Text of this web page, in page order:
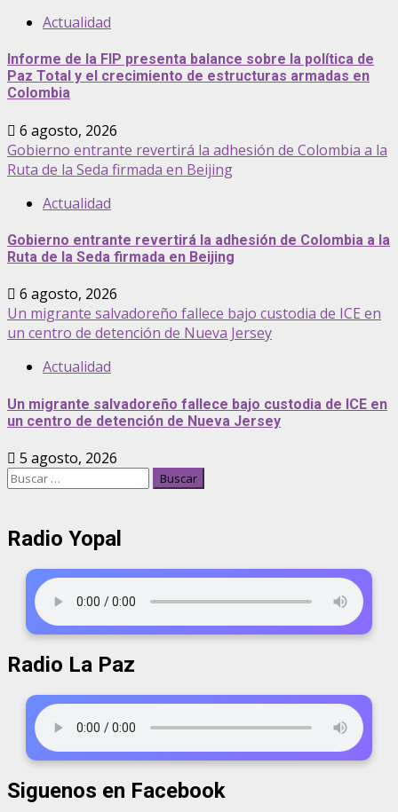
Actualidad
Informe de la FIP presenta balance sobre la política de
Paz Total y el crecimiento de estructuras armadas en
Colombia
6 agosto, 2026
Gobierno entrante revertirá la adhesión de Colombia a la
Ruta de la Seda firmada en Beijing
Actualidad
Gobierno entrante revertirá la adhesión de Colombia a la
Ruta de la Seda firmada en Beijing
6 agosto, 2026
Un migrante salvadoreño fallece bajo custodia de ICE en
un centro de detención de Nueva Jersey
Actualidad
Un migrante salvadoreño fallece bajo custodia de ICE en
un centro de detención de Nueva Jersey
5 agosto, 2026
Radio Yopal
Radio La Paz
Siguenos en Facebook